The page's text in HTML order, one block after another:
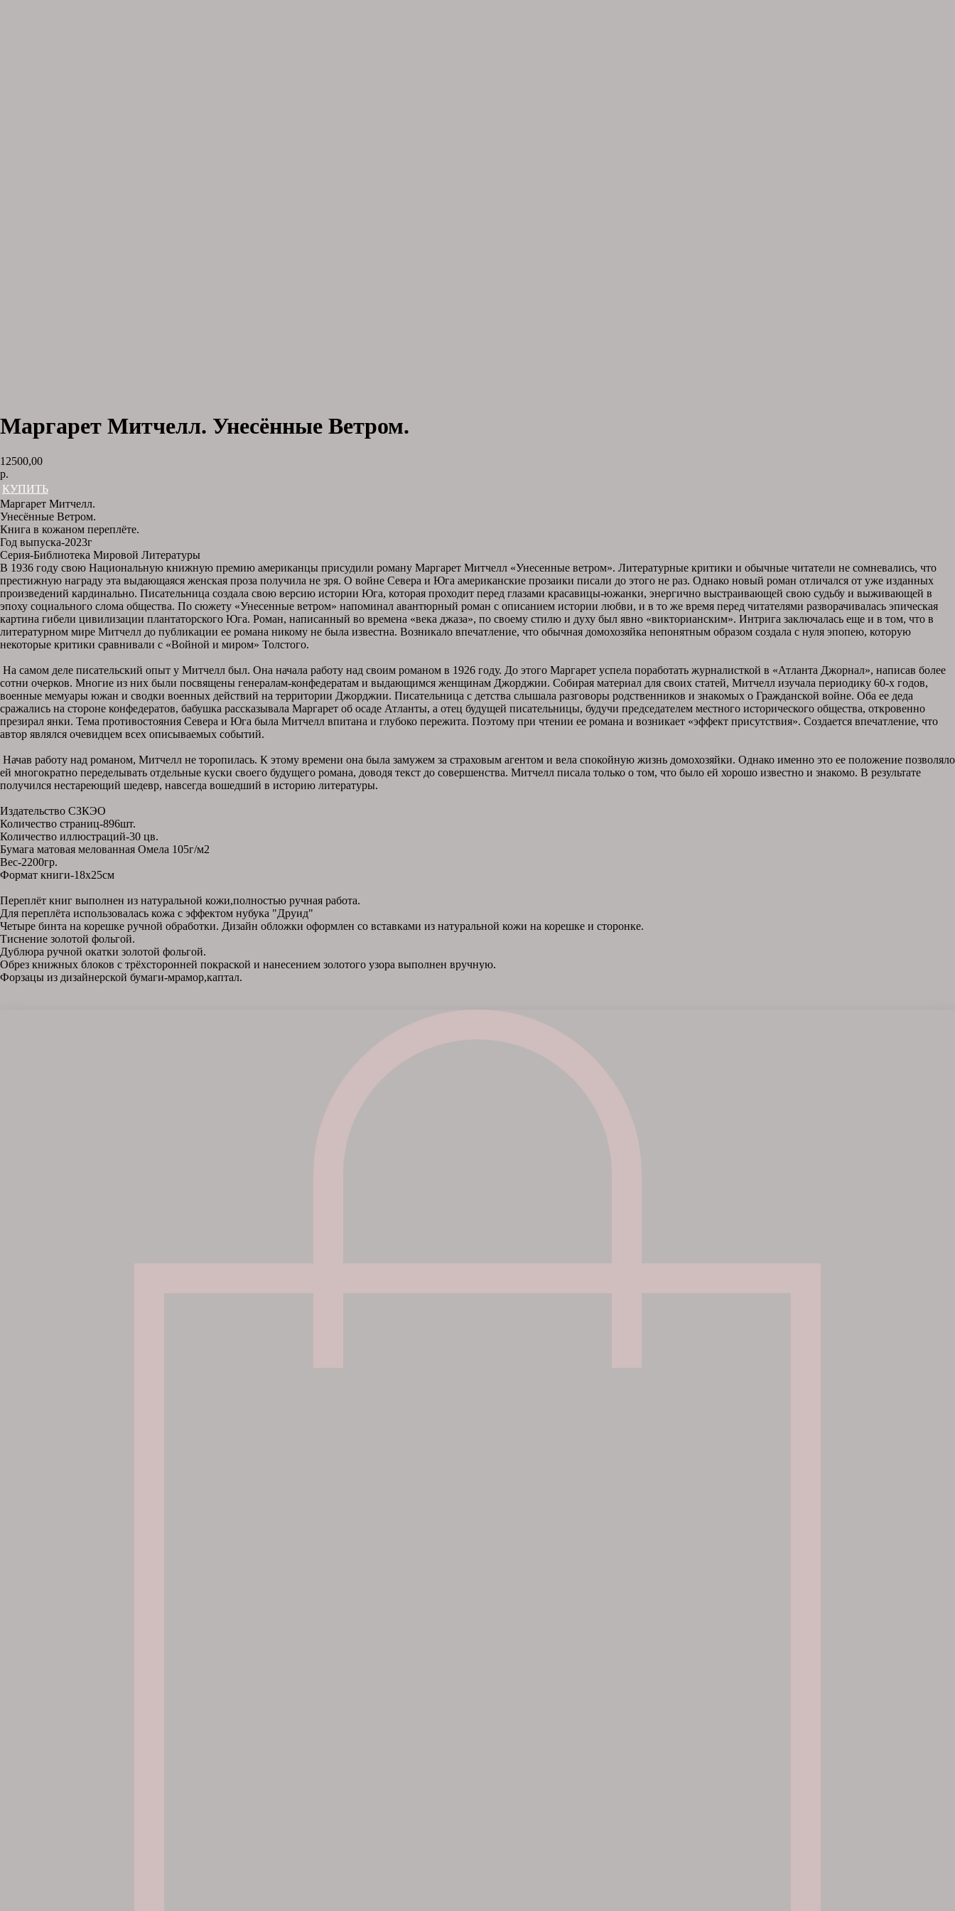
Маргарет Митчелл. Унесённые Ветром.
12500,00
р.
КУПИТЬ
Маргарет Митчелл.
Унесённые Ветром.
Книга в кожаном переплёте.
Год выпуска-2023г
Серия-Библиотека Мировой Литературы
В 1936 году свою Национальную книжную премию американцы присудили роману Маргарет Митчелл «Унесенные ветром». Литературные критики и обычные читатели не сомневались, что
престижную награду эта выдающаяся женская проза получила не зря. О войне Севера и Юга американские прозаики писали до этого не раз. Однако новый роман отличался от уже изданных
произведений кардинально. Писательница создала свою версию истории Юга, которая проходит перед глазами красавицы-южанки, энергично выстраивающей свою судьбу и выживающей в
эпоху социального слома общества. По сюжету «Унесенные ветром» напоминал авантюрный роман с описанием истории любви, и в то же время перед читателями разворачивалась эпическая
картина гибели цивилизации плантаторского Юга. Роман, написанный во времена «века джаза», по своему стилю и духу был явно «викторианским». Интрига заключалась еще и в том, что в
литературном мире Митчелл до публикации ее романа никому не была известна. Возникало впечатление, что обычная домохозяйка непонятным образом создала с нуля эпопею, которую
некоторые критики сравнивали с «Войной и миром» Толстого.
На самом деле писательский опыт у Митчелл был. Она начала работу над своим романом в 1926 году. До этого Маргарет успела поработать журналисткой в «Атланта Джорнал», написав более
сотни очерков. Многие из них были посвящены генералам-конфедератам и выдающимся женщинам Джорджии. Собирая материал для своих статей, Митчелл изучала периодику 60-х годов,
военные мемуары южан и сводки военных действий на территории Джорджии. Писательница с детства слышала разговоры родственников и знакомых о Гражданской войне. Оба ее деда
сражались на стороне конфедератов, бабушка рассказывала Маргарет об осаде Атланты, а отец будущей писательницы, будучи председателем местного исторического общества, откровенно
презирал янки. Тема противостояния Севера и Юга была Митчелл впитана и глубоко пережита. Поэтому при чтении ее романа и возникает «эффект присутствия». Создается впечатление, что
автор являлся очевидцем всех описываемых событий.
Начав работу над романом, Митчелл не торопилась. К этому времени она была замужем за страховым агентом и вела спокойную жизнь домохозяйки. Однако именно это ее положение позволяло
ей многократно переделывать отдельные куски своего будущего романа, доводя текст до совершенства. Митчелл писала только о том, что было ей хорошо известно и знакомо. В результате
получился нестареющий шедевр, навсегда вошедший в историю литературы.
Издательство СЗКЭО
Количество страниц-896шт.
Количество иллюстраций-30 цв.
Бумага матовая мелованная Омела 105г/м2
Вес-2200гр.
Формат книги-18х25см
Переплёт книг выполнен из натуральной кожи,полностью ручная работа.
Для переплёта использовалась кожа с эффектом нубука "Друид"
Четыре бинта на корешке ручной обработки. Дизайн обложки оформлен со вставками из натуральной кожи на корешке и сторонке.
Тиснение золотой фольгой.
Дублюра ручной окатки золотой фольгой.
Обрез книжных блоков с трёхсторонней покраской и нанесением золотого узора выполнен вручную.
Форзацы из дизайнерской бумаги-мрамор,каптал.